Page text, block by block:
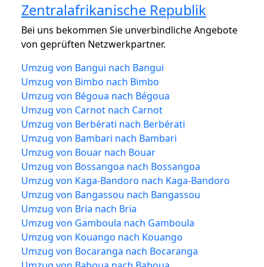
Zentralafrikanische Republik
Bei uns bekommen Sie unverbindliche Angebote
von geprüften Netzwerkpartner.
Umzug von Bangui nach Bangui
Umzug von Bimbo nach Bimbo
Umzug von Bégoua nach Bégoua
Umzug von Carnot nach Carnot
Umzug von Berbérati nach Berbérati
Umzug von Bambari nach Bambari
Umzug von Bouar nach Bouar
Umzug von Bossangoa nach Bossangoa
Umzug von Kaga-Bandoro nach Kaga-Bandoro
Umzug von Bangassou nach Bangassou
Umzug von Bria nach Bria
Umzug von Gamboula nach Gamboula
Umzug von Kouango nach Kouango
Umzug von Bocaranga nach Bocaranga